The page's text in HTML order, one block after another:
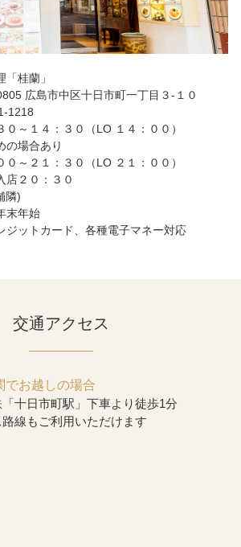
「桂蘭」
広島市中区十日市町一丁目３-１０
1218
０～１４：３０（LO １４：００）
の場合あり
０～２１：３０（LO ２１：００）
店２０：３０
隣)
末年始
ジットカード、各種電子マネー対応
交通アクセス
でお越しの場合
十日市町駅」下車より徒歩1分
線もご利用いただけます